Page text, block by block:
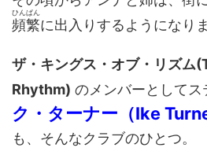
頻繁
ひんぱん
に出入りするようになり
ザ・キングス・オブ・リズム
Rhythm) のメンバーとしてス
ク・ターナー（Ike
も、そんなクラブのひとつ。